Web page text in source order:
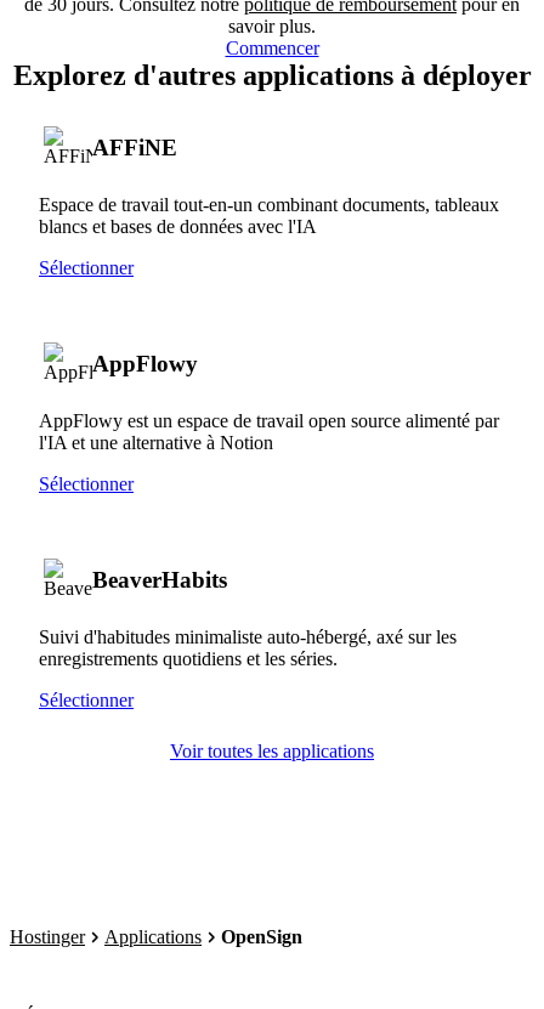
savoir plus.
Commencer
Explorez d'autres applications à déployer
AFFiNE
Espace de travail tout-en-un combinant documents, tableaux
blancs et bases de données avec l'IA
Sélectionner
AppFlowy
AppFlowy est un espace de travail open source alimenté par
l'IA et une alternative à Notion
Sélectionner
BeaverHabits
Suivi d'habitudes minimaliste auto-hébergé, axé sur les
enregistrements quotidiens et les séries.
Sélectionner
Voir toutes les applications
Hostinger Applications OpenSign